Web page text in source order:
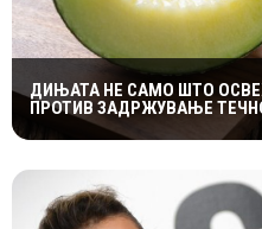
ДИЊАТА НЕ САМО ШТО
ПРОТИВ ЗАДРЖУВАЊЕ